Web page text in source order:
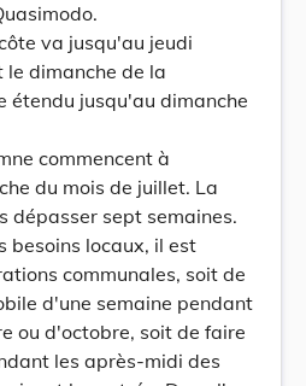
va jusqu'au jeudi
le dimanche de la
étendu jusqu'au dimanche
commencent à
du mois de juillet. La
dépasser sept semaines.
besoins locaux, il est
communales, soit de
d'une semaine pendant
ou d'octobre, soit de faire
les après-midi des